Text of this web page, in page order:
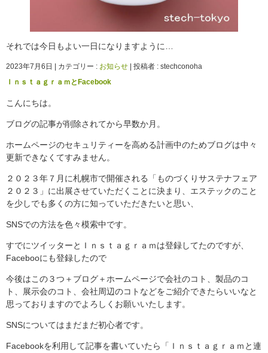
それでは今日もよい一日になりますように…
2023年7月6日 カテゴリー : お知らせ
投稿者 : stechconoha
ＩｎｓｔａｇｒａｍとFacebook
こんにちは。
ブログの記事が削除されてから早数か月。
ホームページのセキュリティーを高める計画中のためブログは中々
更新できなくてすみません。
２０２３年７月に札幌市で開催される「ものづくりサステナフェア
２０２３」に出展させていただくことに決まり、エステックのこと
を少しでも多くの方に知っていただきたいと思い、
SNSでの方法を色々模索中です。
すでにツイッターとＩｎｓｔａｇｒａｍは登録してたのですが、
Facebooにも登録したので
今後はこの３つ＋ブログ＋ホームページで会社のコト、製品のコ
ト、展示会のコト、会社周辺のコトなどをご紹介できたらいいなと
思っておりますのでよろしくお願いいたします。
SNSについてはまだまだ初心者です。
Facebookを利用して記事を書いていたら「Ｉｎｓｔａｇｒａｍと連